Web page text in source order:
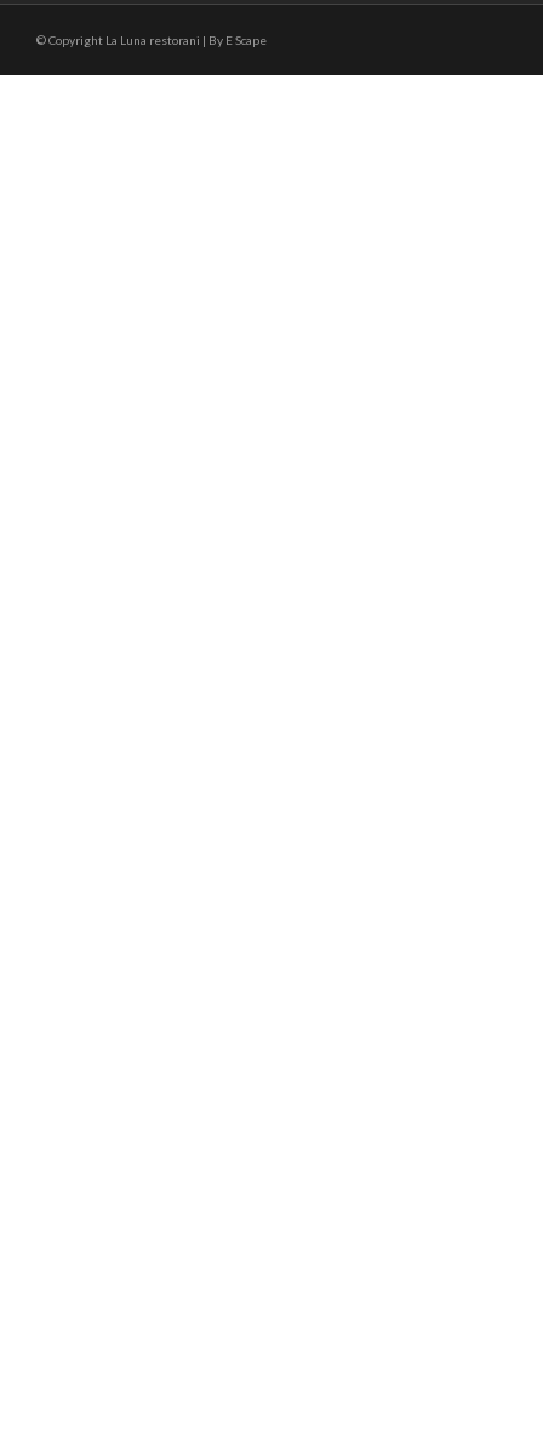
© Copyright La Luna restorani | By E Scape